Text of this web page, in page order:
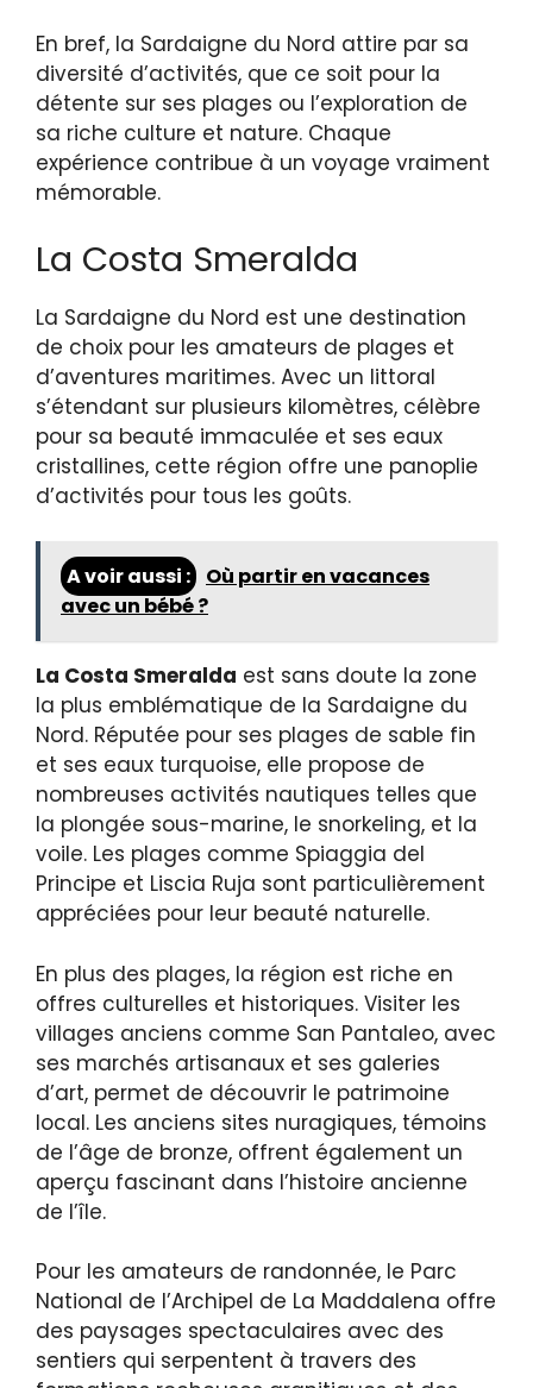
En bref, la Sardaigne du Nord attire par sa
diversité d’activités, que ce soit pour la
détente sur ses plages ou l’exploration de
sa riche culture et nature. Chaque
expérience contribue à un voyage vraiment
mémorable.
La Costa Smeralda
La Sardaigne du Nord est une destination
de choix pour les amateurs de plages et
d’aventures maritimes. Avec un littoral
s’étendant sur plusieurs kilomètres, célèbre
pour sa beauté immaculée et ses eaux
cristallines, cette région offre une panoplie
d’activités pour tous les goûts.
A voir aussi :
Où partir en vacances
avec un bébé ?
La Costa Smeralda est sans doute la zone
la plus emblématique de la Sardaigne du
Nord. Réputée pour ses plages de sable fin
et ses eaux turquoise, elle propose de
nombreuses activités nautiques telles que
la plongée sous-marine, le snorkeling, et la
voile. Les plages comme Spiaggia del
Principe et Liscia Ruja sont particulièrement
appréciées pour leur beauté naturelle.
En plus des plages, la région est riche en
offres culturelles et historiques. Visiter les
villages anciens comme San Pantaleo, avec
ses marchés artisanaux et ses galeries
d’art, permet de découvrir le patrimoine
local. Les anciens sites nuragiques, témoins
de l’âge de bronze, offrent également un
aperçu fascinant dans l’histoire ancienne
de l’île.
Pour les amateurs de randonnée, le Parc
National de l’Archipel de La Maddalena offre
des paysages spectaculaires avec des
sentiers qui serpentent à travers des